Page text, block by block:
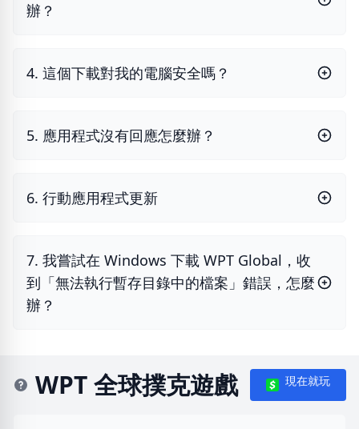
辦？
4. 這個下載對我的電腦安全嗎？
5. 應用程式沒有回應怎麼辦？
6. 行動應用程式更新
7. 我嘗試在 Windows 下載 WPT Global，收
到「無法執行暫存目錄中的檔案」錯誤，怎麼
辦？
WPT 全球撲克遊戲 現在就玩